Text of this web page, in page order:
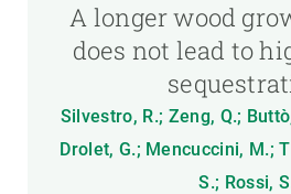
A longer wood
does not lead to
Silvestro, R.; Zeng, Q.;
Drolet, G.; Mencuccini, M.;
S.; Rossi,